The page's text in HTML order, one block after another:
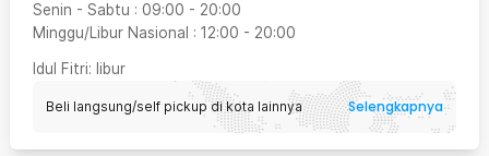
Senin - Sabtu : 09:00 - 20:00
Minggu/Libur Nasional : 12:00 - 20:00
Idul Fitri: libur
Beli langsung/self pickup di kota lainnya Selengkapnya